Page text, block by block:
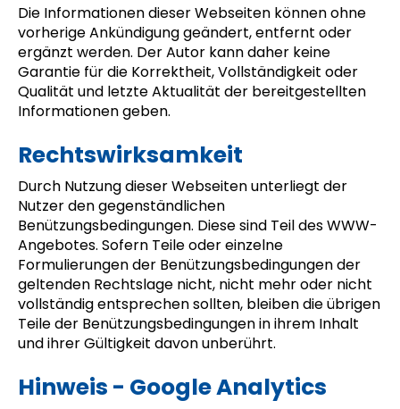
Die Informationen dieser Webseiten können ohne
vorherige Ankündigung geändert, entfernt oder
ergänzt werden. Der Autor kann daher keine
Garantie für die Korrektheit, Vollständigkeit oder
Qualität und letzte Aktualität der bereitgestellten
Informationen geben.
Rechtswirksamkeit
Durch Nutzung dieser Webseiten unterliegt der
Nutzer den gegenständlichen
Benützungsbedingungen. Diese sind Teil des WWW-
Angebotes. Sofern Teile oder einzelne
Formulierungen der Benützungsbedingungen der
geltenden Rechtslage nicht, nicht mehr oder nicht
vollständig entsprechen sollten, bleiben die übrigen
Teile der Benützungsbedingungen in ihrem Inhalt
und ihrer Gültigkeit davon unberührt.
Hinweis - Google Analytics